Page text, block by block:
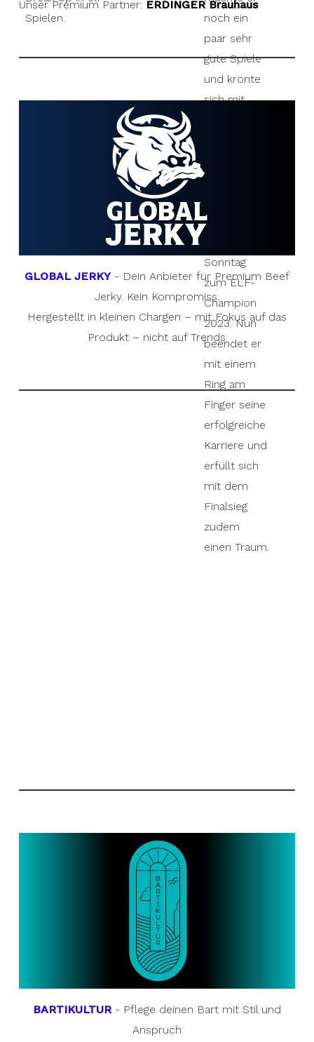
Spielen.
noch ein
paar sehr
gute Spiele
und krönte
sich mit
Surge
Sonntag
zum ELF-
Champion
2023. Nun
beendet er
mit einem
Ring am
Finger seine
erfolgreiche
Karriere und
erfüllt sich
mit dem
Finalsieg
zudem
einen Traum.
Unser Premium Partner: ERDINGER Brauhaus
GLOBAL JERKY- Dein Anbieter für Premium Beef
Jerky. Kein Kompromiss.
Hergestellt in kleinen Chargen – mit Fokus auf das
Produkt – nicht auf Trends
BARTIKULTUR- Pflege deinen Bart mit Stil und
Anspruch